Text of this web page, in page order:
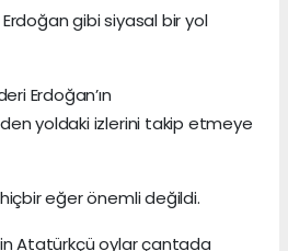
gibi siyasal bir yol
Erdoğan’ın
yoldaki izlerini takip etmeye
eğer önemli değildi.
Atatürkçü oylar çantada